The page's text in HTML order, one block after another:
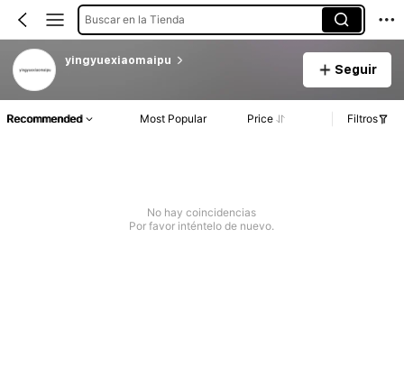
Buscar en la Tienda
yingyuexiaomaipu
Seguir
Recommended Most Popular Price Filtros
No hay coincidencias
Por favor inténtelo de nuevo.